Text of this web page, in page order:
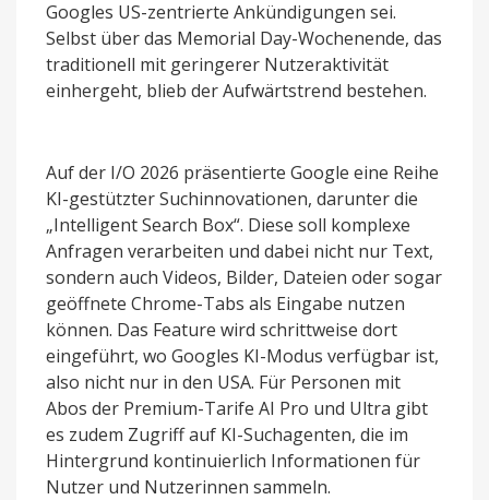
Googles US-zentrierte Ankündigungen sei.
Selbst über das Memorial Day-Wochenende, das
traditionell mit geringerer Nutzeraktivität
einhergeht, blieb der Aufwärtstrend bestehen.
Auf der I/O 2026 präsentierte Google eine Reihe
KI-gestützter Suchinnovationen, darunter die
„Intelligent Search Box“. Diese soll komplexe
Anfragen verarbeiten und dabei nicht nur Text,
sondern auch Videos, Bilder, Dateien oder sogar
geöffnete Chrome-Tabs als Eingabe nutzen
können. Das Feature wird schrittweise dort
eingeführt, wo Googles KI-Modus verfügbar ist,
also nicht nur in den USA. Für Personen mit
Abos der Premium-Tarife AI Pro und Ultra gibt
es zudem Zugriff auf KI-Suchagenten, die im
Hintergrund kontinuierlich Informationen für
Nutzer und Nutzerinnen sammeln.